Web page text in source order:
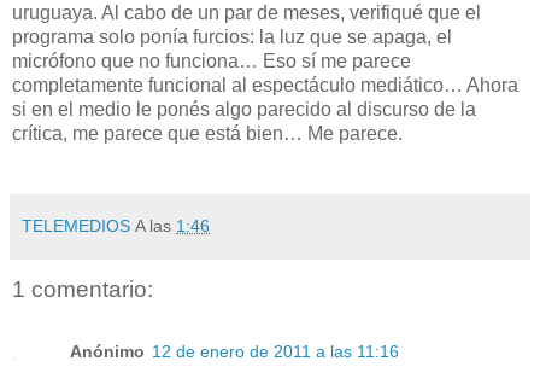
uruguaya. Al cabo de un par de meses, verifiqué que el
programa solo ponía furcios: la luz que se apaga, el
micrófono que no funciona… Eso sí me parece
completamente funcional al espectáculo mediático… Ahora
si en el medio le ponés algo parecido al discurso de la
crítica, me parece que está bien… Me parece.
TELEMEDIOS A las 1:46
1 comentario:
Anónimo 12 de enero de 2011 a las 11:16